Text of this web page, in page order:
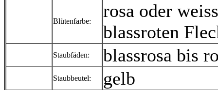
Blütenfarbe:
rosa oder
blassroten
Staubfäden: blassrosa bis
Staubbeutel: gelb